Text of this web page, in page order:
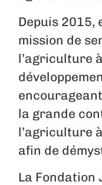
Depuis 2015,
mission de
l’agriculture
la grande
l’agriculture
afin de
La Fondation